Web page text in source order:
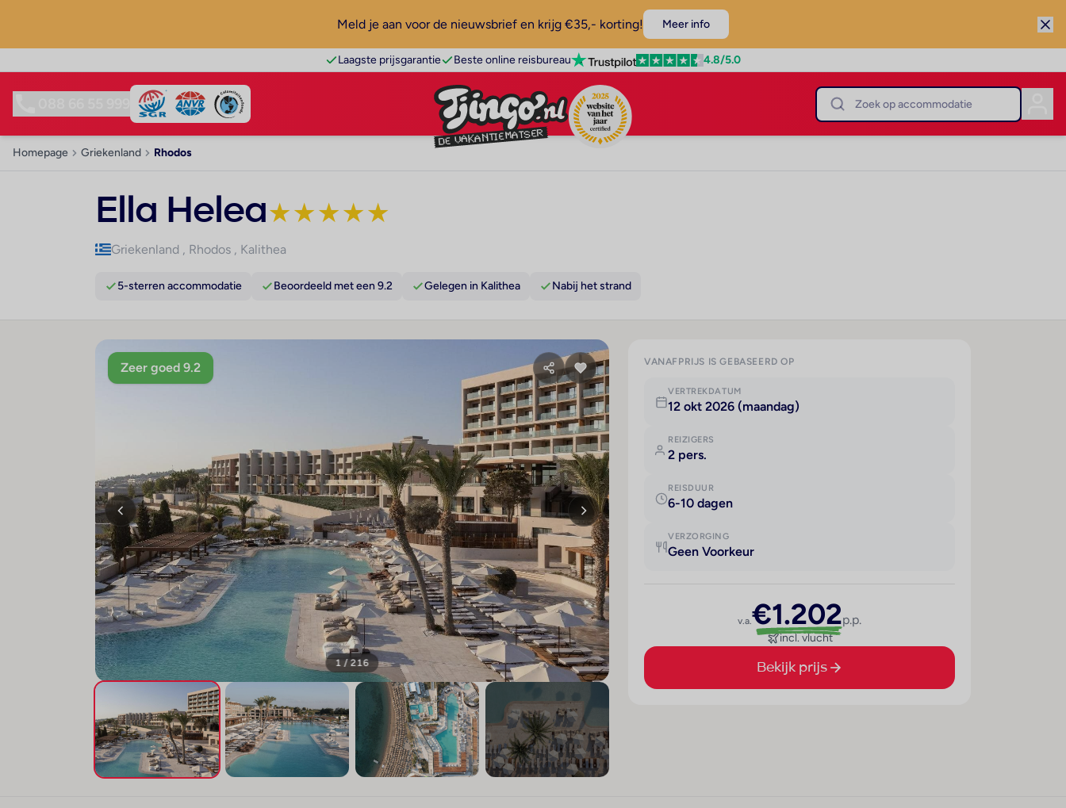
Meld je aan voor de nieuwsbrief en krijg €35,- korting! Meer info
Laagste prijsgarantie Beste online reisbureau 4.8/5.0
Homepage Griekenland Rhodos
Ella Helea★★★★★
Griekenland , Rhodos , Kalithea
5-sterren accommodatie Beoordeeld met een 9.2 Gelegen in Kalithea Nabij het strand
Zeer goed 9.2
1 / 216
VANAFPRIJS IS GEBASEERD OP
VERTREKDATUM
12 okt 2026 (maandag)
REIZIGERS
2 pers.
REISDUUR
6-10 dagen
VERZORGING
Geen Voorkeur
v.a.€1.202p.p.
incl. vlucht
Bekijk prijs